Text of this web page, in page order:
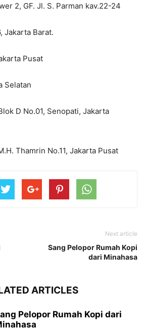
2, GF. Jl. S. Parman kav.22-24
Jakarta Barat.
Pusat
Selatan
D No.01, Senopati, Jakarta
Thamrin No.11, Jakarta Pusat
Next article
Sang Pelopor Rumah Kopi
dari Minahasa
ARTICLES
Pelopor Rumah Kopi dari